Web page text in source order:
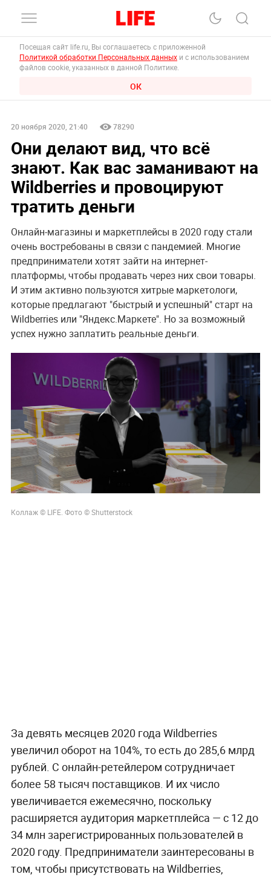
Посещая сайт life.ru, Вы соглашаетесь с приложенной
Политикой обработки Персональных данных и с использованием
файлов cookie, указанных в данной Политике.
ОК
20 ноября 2020, 21:40 78290
Они делают вид, что всё
знают. Как вас заманивают на
Wildberries и провоцируют
тратить деньги
Онлайн-магазины и маркетплейсы в 2020 году стали
очень востребованы в связи с пандемией. Многие
предприниматели хотят зайти на интернет-
платформы, чтобы продавать через них свои товары.
И этим активно пользуются хитрые маркетологи,
которые предлагают "быстрый и успешный" старт на
Wildberries или "Яндекс.Маркете". Но за возможный
успех нужно заплатить реальные деньги.
Коллаж © LIFE. Фото © Shutterstock
За девять месяцев 2020 года Wildberries
увеличил оборот на 104%, то есть до 285,6 млрд
рублей. С онлайн-ретейлером сотрудничает
более 58 тысяч поставщиков. И их число
увеличивается ежемесячно, поскольку
расширяется аудитория маркетплейса — с 12 до
34 млн зарегистрированных пользователей в
2020 году. Предприниматели заинтересованы в
том, чтобы присутствовать на Wildberries,